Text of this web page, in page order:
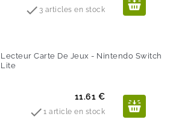
 3 articles en stock
Lecteur Carte De Jeux - Nintendo Switch
Lite
Prix
11.61 €
1 article en stock